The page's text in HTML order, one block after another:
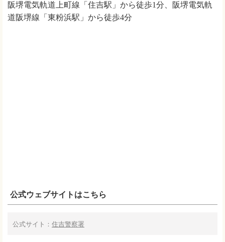
阪堺電気軌道上町線「住吉駅」から徒歩1分、阪堺電気軌
道阪堺線「東粉浜駅」から徒歩4分
公式ウェブサイトはこちら
公式サイト： 住吉警察署